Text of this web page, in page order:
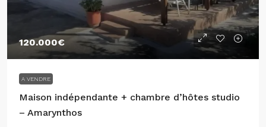
120.000€
A VENDRE
Maison indépendante + chambre d’hôtes studio
– Amarynthos